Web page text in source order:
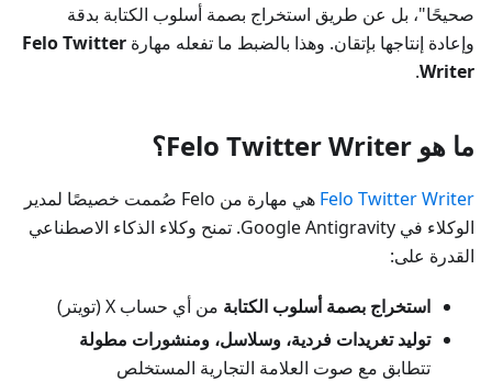
صحيحًا"، بل عن طريق استخراج بصمة أسلوب الكتابة بدقة
وإعادة إنتاجها بإتقان. وهذا بالضبط ما تفعله مهارة Felo Twitter
Writer
.
ما هو Felo Twitter Writer؟
‏ هي مهارة من Felo صُممت خصيصًا لمدير
الوكلاء في Google Antigravity. تمنح وكلاء الذكاء الاصطناعي
القدرة على:
استخراج بصمة أسلوب الكتابة من أي حساب X (تويتر)
توليد تغريدات فردية، وسلاسل، ومنشورات مطولة
تتطابق مع صوت العلامة التجارية المستخلص